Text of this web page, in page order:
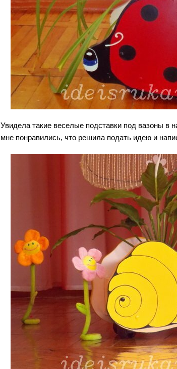
Увидела такие веселые подставки под вазоны в
мне понравились, что решила подать идею и